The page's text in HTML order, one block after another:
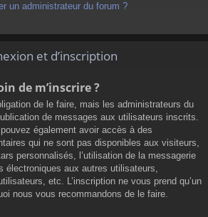
un administrateur du forum ?
et d’inscription
de m’inscrire ?
de le faire, mais les administrateurs du
de messages aux utilisateurs inscrits.
également avoir accès à des
qui ne sont pas disponibles aux visiteurs,
personnalisés, l’utilisation de la messagerie
électroniques aux autres utilisateurs,
etc. L’inscription ne vous prend qu’un
nous vous recommandons de le faire.